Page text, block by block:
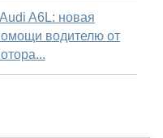
A6L: новая
водителю от